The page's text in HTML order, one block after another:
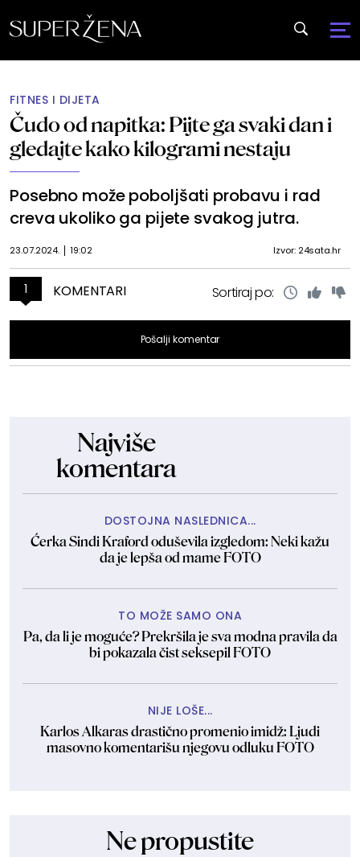
FITNES I DIJETA
Čudo od napitka: Pijte ga svaki dan i
gledajte kako kilogrami nestaju
Posebno može poboljšati probavu i rad
creva ukoliko ga pijete svakog jutra.
23.07.2024. 19:02 Izvor: 24sata.hr
1 KOMENTARI Sortiraj po:
Pošalji komentar
Najviše
komentara
DOSTOJNA NASLEDNICA...
Ćerka Sindi Kraford oduševila izgledom: Neki kažu
da je lepša od mame FOTO
TO MOŽE SAMO ONA
Pa, da li je moguće? Prekršila je sva modna pravila da
bi pokazala čist seksepil FOTO
NIJE LOŠE...
Karlos Alkaras drastično promenio imidž: Ljudi
masovno komentarišu njegovu odluku FOTO
Ne propustite